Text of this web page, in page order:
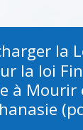
la
la loi
à Mourir